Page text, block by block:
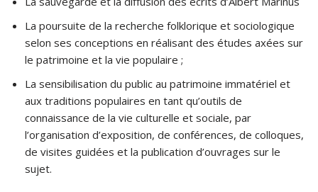
La poursuite de la recherche folklorique et sociologique
selon ses conceptions en réalisant des études axées sur
le patrimoine et la vie populaire ;
La sensibilisation du public au patrimoine immatériel et
aux traditions populaires en tant qu’outils de
connaissance de la vie culturelle et sociale, par
l’organisation d’exposition, de conférences, de colloques,
de visites guidées et la publication d’ouvrages sur le
sujet.